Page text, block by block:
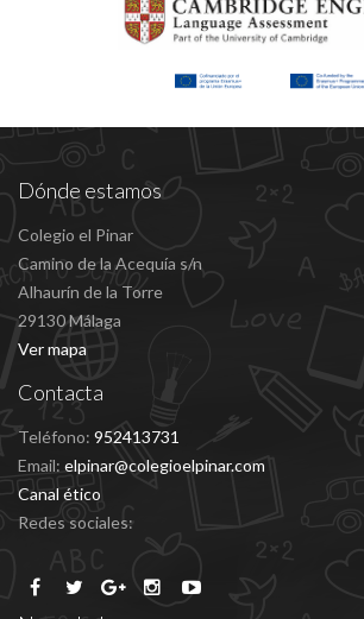
Dónde estamos
Colegio el Pinar
Camino de la Acequía s/n
Alhaurín de la Torre
29130 Málaga
Ver mapa
Contacta
Teléfono: 952413731
Email: elpinar@colegioelpinar.com
Canal ético
Redes sociales: